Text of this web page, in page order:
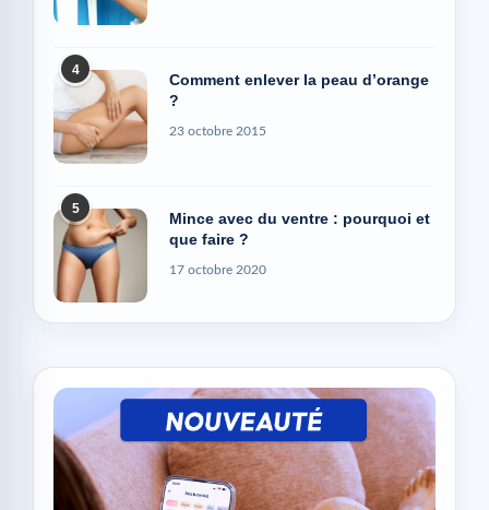
4
Comment enlever la peau d’orange
?
23 octobre 2015
5
Mince avec du ventre : pourquoi et
que faire ?
17 octobre 2020